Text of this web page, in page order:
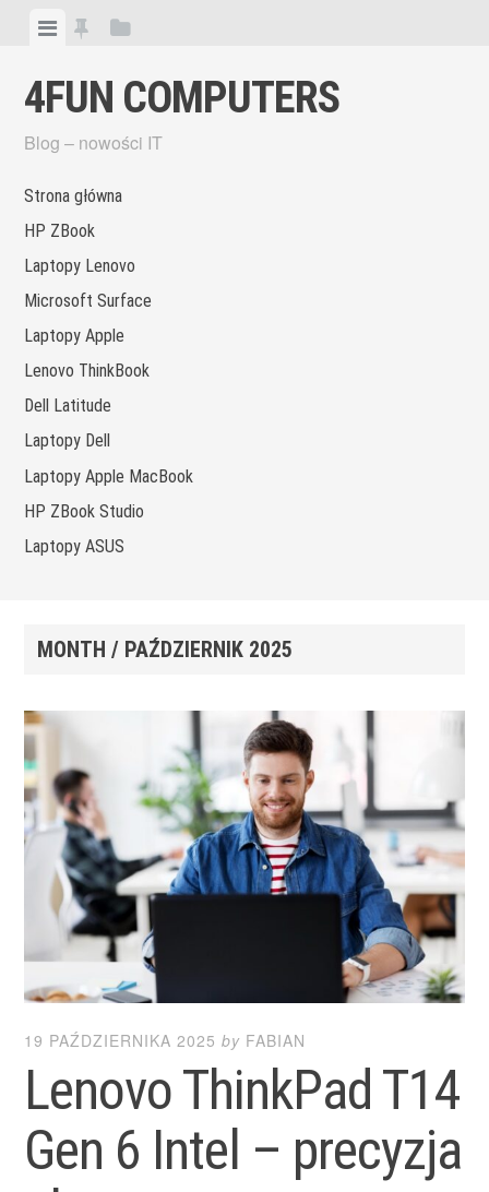
Skip
content
ViewView
posts
View
4FUN COMPUTERS
Blog – nowości IT
Strona główna
HP ZBook
Laptopy Lenovo
Microsoft Surface
Laptopy Apple
Lenovo ThinkBook
Dell Latitude
Laptopy Dell
Laptopy Apple MacBook
HP ZBook Studio
Laptopy ASUS
MONTH / PAŹDZIERNIK 2025
19 PAŹDZIERNIKA 2025 by FABIAN
Lenovo ThinkPad T14
Gen 6 Intel – precyzja